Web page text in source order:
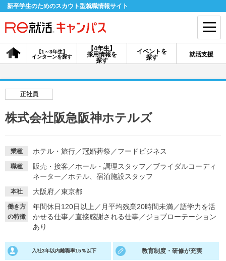
新卒学生のためのスカウト型就職情報サイト
【4年生】
採用情報を
探す
【1～3年生】
インターンを探す
イベントを
探す
就活支援
会員登録 ログイン
採用情報を探す
説明会を探す
インターンを探す
就活ノウハウ・サポート
就活支援 就活コラム
正社員
株式会社阪急阪神ホテルズ
業種 ホテル・旅行／冠婚葬祭 ／フードビジネス
職種 販売・接客 ／ホール・調理スタッフ ／ブライダルコーディ
ネーター ／ホテル、宿泊施設スタッフ
本社 大阪府／東京都
働き方
の特徴
年間休日120日以上 ／ 月平均残業20時間未満／語学力を活
かせる仕事／直接感謝される仕事／ジョブローテーション
あり
入社3年以内離職率15％以下 教育制度・研修が充実